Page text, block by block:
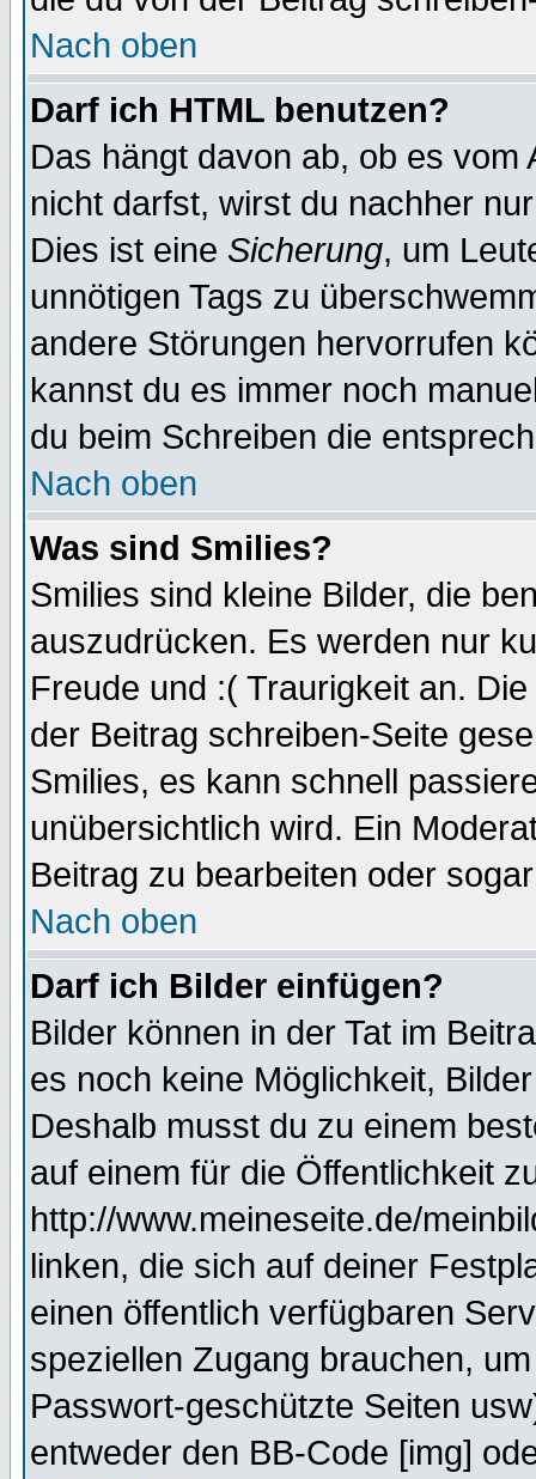
Nach oben
Darf ich HTML benutzen?
Das hängt davon ab, ob es
nicht darfst, wirst du nachher
Dies ist eine Sicherung, um
unnötigen Tags zu
andere Störungen hervorrufen
kannst du es immer noch
du beim Schreiben die
Nach oben
Was sind Smilies?
Smilies sind kleine Bilder, die
auszudrücken. Es werden nur
Freude und :( Traurigkeit an.
der Beitrag schreiben-Seite
Smilies, es kann schnell
unübersichtlich wird. Ein
Beitrag zu bearbeiten oder
Nach oben
Darf ich Bilder einfügen?
Bilder können in der Tat im
es noch keine Möglichkeit,
Deshalb musst du zu einem
auf einem für die Öffentlichkeit
http://www.meineseite.de/
linken, die sich auf deiner
einen öffentlich verfügbaren
speziellen Zugang brauchen,
Passwort-geschützte Seiten
entweder den BB-Code [img]